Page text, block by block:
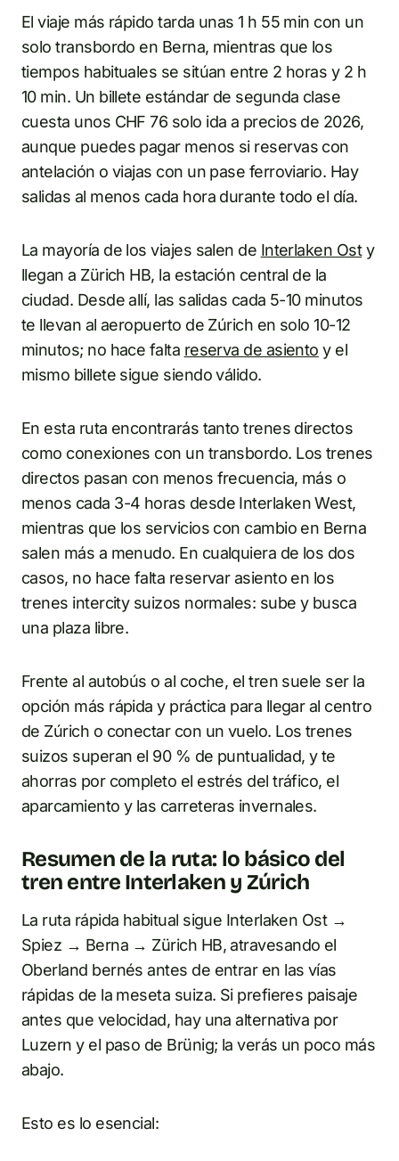
El viaje más rápido tarda unas 1 h 55 min con un
solo transbordo en Berna, mientras que los
tiempos habituales se sitúan entre 2 horas y 2 h
10 min. Un billete estándar de segunda clase
cuesta unos CHF 76 solo ida a precios de 2026,
aunque puedes pagar menos si reservas con
antelación o viajas con un pase ferroviario. Hay
salidas al menos cada hora durante todo el día.
La mayoría de los viajes salen de Interlaken Osty
llegan a Zürich HB, la estación central de la
ciudad. Desde allí, las salidas cada 5-10 minutos
te llevan al aeropuerto de Zúrich en solo 10-12
minutos; no hace falta reserva de asiento y el
mismo billete sigue siendo válido.
En esta ruta encontrarás tanto trenes directos
como conexiones con un transbordo. Los trenes
directos pasan con menos frecuencia, más o
menos cada 3-4 horas desde Interlaken West,
mientras que los servicios con cambio en Berna
salen más a menudo. En cualquiera de los dos
casos, no hace falta reservar asiento en los
trenes intercity suizos normales: sube y busca
una plaza libre.
Frente al autobús o al coche, el tren suele ser la
opción más rápida y práctica para llegar al centro
de Zúrich o conectar con un vuelo. Los trenes
suizos superan el 90 % de puntualidad, y te
ahorras por completo el estrés del tráfico, el
aparcamiento y las carreteras invernales.
Resumen de la ruta: lo básico del
tren entre Interlaken y Zúrich
La ruta rápida habitual sigue Interlaken Ost →
Spiez → Berna → Zürich HB, atravesando el
Oberland bernés antes de entrar en las vías
rápidas de la meseta suiza. Si prefieres paisaje
antes que velocidad, hay una alternativa por
Luzern y el paso de Brünig; la verás un poco más
abajo.
Esto es lo esencial: